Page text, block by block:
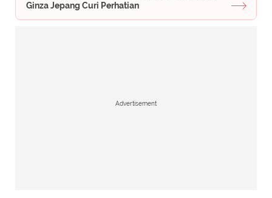
Ginza Jepang Curi Perhatian
Advertisement